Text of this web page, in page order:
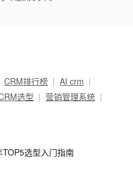
CRM排行榜
AI crm
选型
营销管理系统
选型入门指南